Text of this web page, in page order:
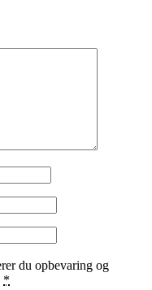
du opbevaring og
*